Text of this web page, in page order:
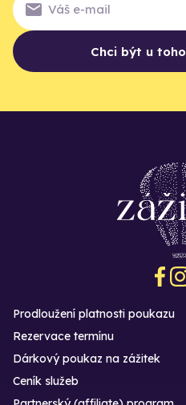
Chci být u toho
Prodloužení platnosti poukazu
Rezervace termínu
Dárkový poukaz na zážitek
Ceník služeb